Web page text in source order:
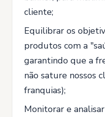
cliente;
Equilibrar os
produtos com a
garantindo que a
não sature nossos
franquias);
Monitorar e